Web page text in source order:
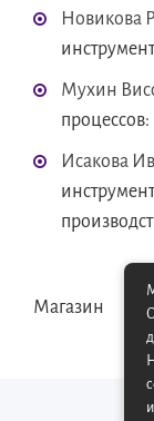
Новикова
Мухин
процессов:
Исакова
Магазин